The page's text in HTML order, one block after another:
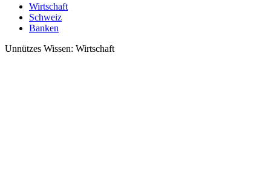
Wirtschaft
Schweiz
Banken
Unnützes Wissen: Wirtschaft